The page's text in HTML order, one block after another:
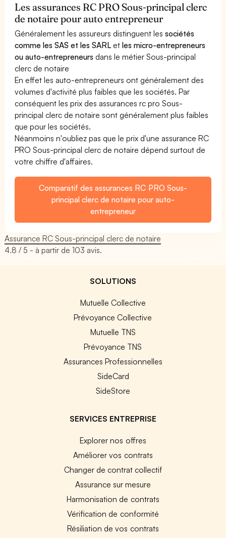
Les assurances RC PRO Sous-principal clerc
de notaire pour auto entrepreneur
Généralement les assureurs distinguent lessociétés
comme les SAS et les SARL etles micro-entrepreneurs
ou auto-entrepreneurs dans le métier Sous-principal
clerc de notaire
En effet les auto-entrepreneurs ont généralement des
volumes d'activité plus faibles que les sociétés. Par
conséquent les prix des assurances rc pro Sous-
principal clerc de notaire sont généralement plus faibles
que pour les sociétés.
Néanmoins n'oubliez pas que le prix d'une assurance RC
PRO Sous-principal clerc de notaire dépend surtout de
votre chiffre d'affaires.
Comparatif des assurances RC PRO Sous-
principal clerc de notaire pour auto-
entrepreneur
Assurance RC Sous-principal clerc de notaire
4.8 / 5 - à partir de103 avis.
SOLUTIONS
Mutuelle Collective
Prévoyance Collective
Mutuelle TNS
Prévoyance TNS
Assurances Professionnelles
SideCard
SideStore
SERVICES ENTREPRISE
Explorer nos offres
Améliorer vos contrats
Changer de contrat collectif
Assurance sur mesure
Harmonisation de contrats
Vérification de conformité
Résiliation de vos contrats